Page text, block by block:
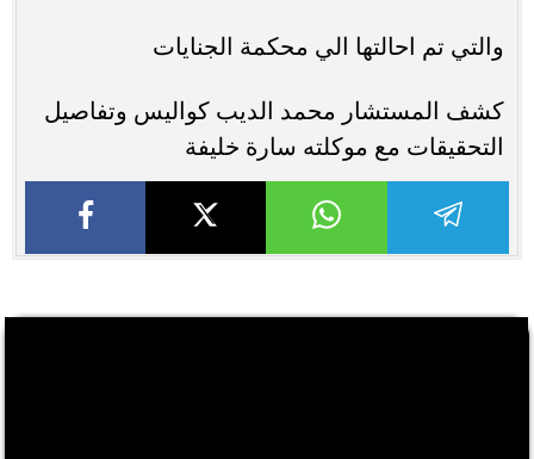
والتي تم احالتها الي محكمة الجنايات
كشف المستشار محمد الديب كواليس وتفاصيل
التحقيقات مع موكلته سارة خليفة